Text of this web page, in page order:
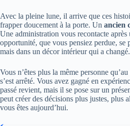
Avec la pleine lune, il arrive que ces
frapper doucement à la porte. Un ancien
Une administration vous recontacte
opportunité, que vous pensiez perdue, se
mais dans un décor intérieur qui a changé.
Vous n’êtes plus la même personne
s’est arrêté. Vous avez gagné en
passé revient, mais il se pose sur un
peut créer des décisions plus justes, plus
vous êtes aujourd’hui.